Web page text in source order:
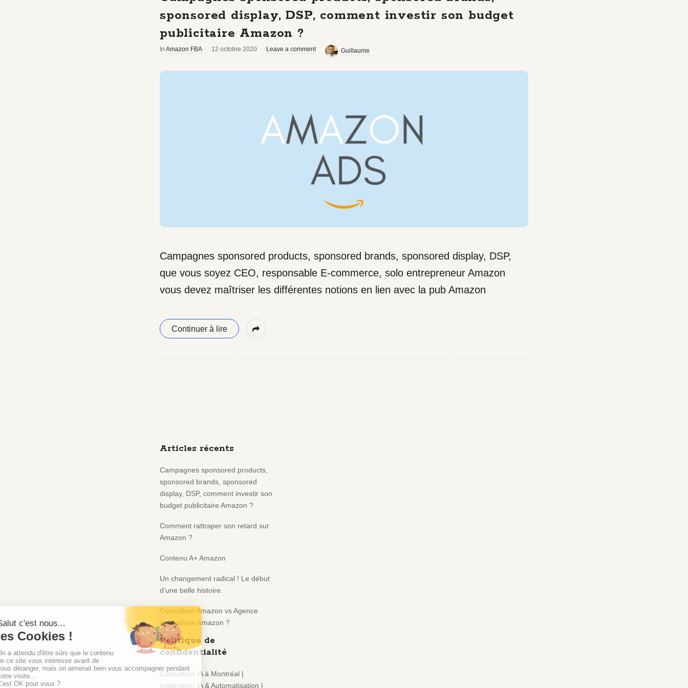
sponsored display, DSP, comment investir son budget
publicitaire Amazon ?
In Amazon FBA 12 octobre 2020 Leave a comment Guillaume
Campagnes sponsored products, sponsored brands, sponsored display, DSP,
que vous soyez CEO, responsable E-commerce, solo entrepreneur Amazon
vous devez maîtriser les différentes notions en lien avec la pub Amazon
Continuer à lire
Articles récents
Campagnes sponsored products,
sponsored brands, sponsored
display, DSP, comment investir son
budget publicitaire Amazon ?
Comment rattraper son retard sur
Amazon ?
Contenu A+ Amazon
Un changement radical ! Le début
d’une belle histoire.
Consultant Amazon vs Agence
spécialisée Amazon ?
Politique de
confidentialité
Consultant IA à Montréal |
Intégration IA & Automatisation |